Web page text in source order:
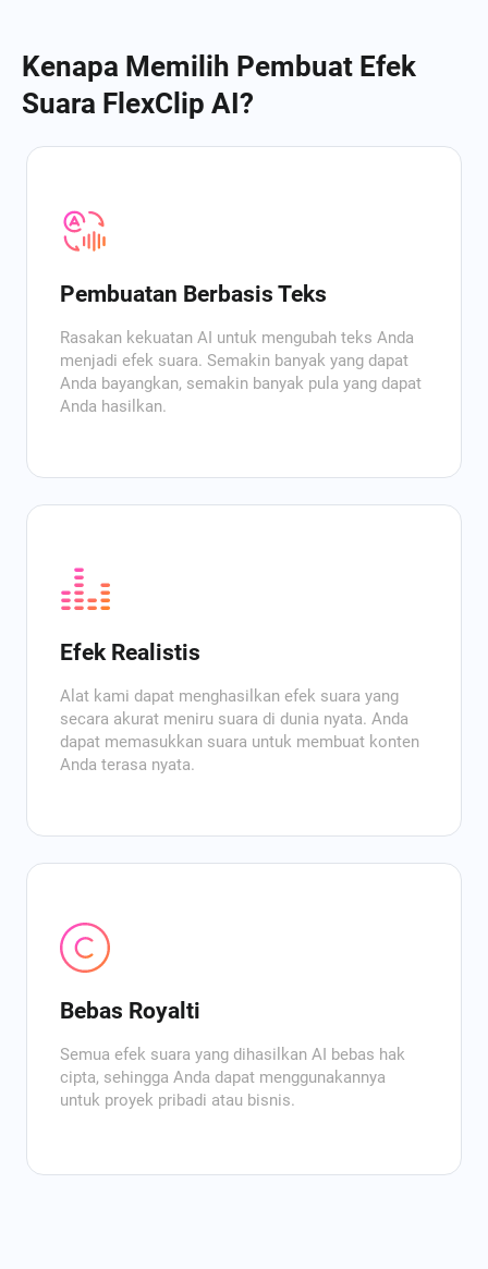
Kenapa Memilih Pembuat Efek
Suara FlexClip AI?
Pembuatan Berbasis Teks
Rasakan kekuatan AI untuk mengubah teks Anda
menjadi efek suara. Semakin banyak yang dapat
Anda bayangkan, semakin banyak pula yang dapat
Anda hasilkan.
Efek Realistis
Alat kami dapat menghasilkan efek suara yang
secara akurat meniru suara di dunia nyata. Anda
dapat memasukkan suara untuk membuat konten
Anda terasa nyata.
Bebas Royalti
Semua efek suara yang dihasilkan AI bebas hak
cipta, sehingga Anda dapat menggunakannya
untuk proyek pribadi atau bisnis.